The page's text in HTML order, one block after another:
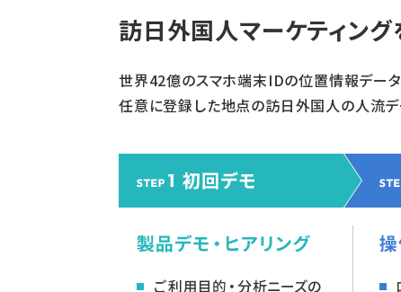
訪日外国人マーケティング
世界42億のスマホ端末IDの位置情報データ
任意に登録した地点の訪日外国人の人流デ